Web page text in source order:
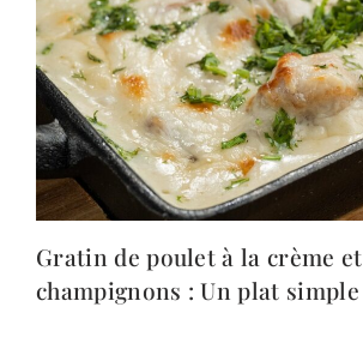
Gratin de poulet à la crème
champignons : Un plat